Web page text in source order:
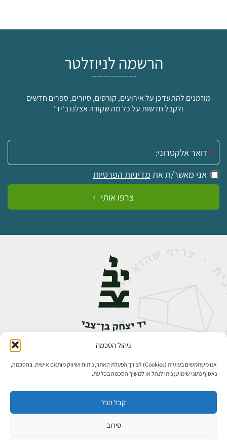
ניהול הסכמה
אנו משתמשים בעוגיות (Cookies) לצורך הפעלת האתר, ניתוח ושיווק מותאם אישית. בהסכמה,
נאסוף נתוני שימוש; ניתן לנהל או למשוך הסכמה בכל עת.
קבל הכל
סירוב
הרשמה לניוזלטר
מוזמנים להתעדכן על אירועים, קורסים, סיורים, ספרים חדשים
ולקבל חדשות על כל מה שקורה אצלנו ב'יד'
אימייל:
אני מאשר/ת את מדיניות הפרטיות
צרפו אותי
אבן גבירול 14, רחביה, ירושלים